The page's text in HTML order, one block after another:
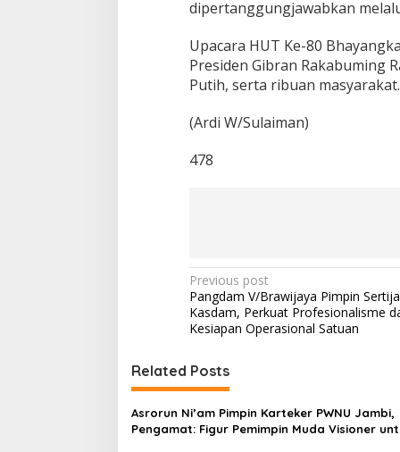
dipertanggungjawabkan
Upacara HUT Ke-80
Presiden Gibran Rakabuming
Putih, serta ribuan
(Ardi W/Sulaiman)
478
P
o
s
t
n
a
v
Previous post
Pangdam V/Brawijaya Pimpin
Kasdam, Perkuat Profesionalisme
Kesiapan Operasional Satuan
Related Posts
Asrorun Ni’am Pimpin Karteker PWNU Jambi,
Pengamat: Figur Pemimpin Muda Visioner